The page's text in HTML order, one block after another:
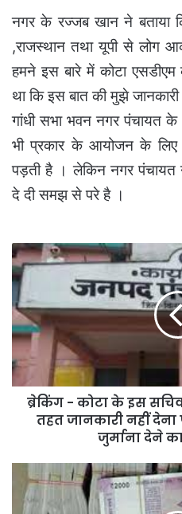
नगर के रज्जब खान ने बताया
,राजस्थान तथा यूपी से लोग
हमने इस बारे में कोटा एसडीएम
था कि इस बात की मुझे
गांधी सभा भवन नगर पंचायत
भी प्रकार के आयोजन के
पड़ती है । लेकिन नगर
दे दी समझ से परे है ।
ब्रेकिंग
-
कोटा
के
इस
सचिव
सूचना
के
अधिकार
पड़ेगा
ब्रेकिंग - कोटा के इस
तहत जानकारी नहीं देना
जुर्माना देने
नोटों